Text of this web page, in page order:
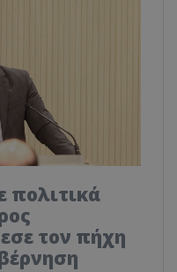
πολιτικά
τον πήχη